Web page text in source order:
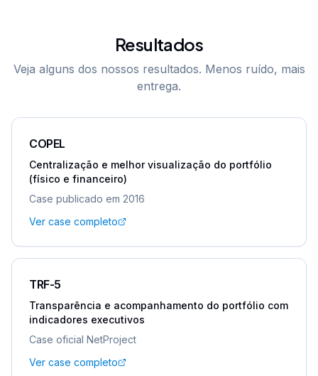
Resultados
Veja alguns dos nossos resultados. Menos ruído, mais
entrega.
COPEL
Centralização e melhor visualização do portfólio
(físico e financeiro)
Case publicado em 2016
Ver case completo
TRF-5
Transparência e acompanhamento do portfólio com
indicadores executivos
Case oficial NetProject
Ver case completo